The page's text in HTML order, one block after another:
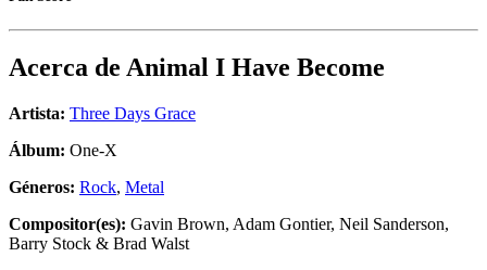
Acerca de Animal I Have Become
Artista: Three Days Grace
Álbum: One-X
Géneros: Rock, Metal
Compositor(es): Gavin Brown, Adam Gontier, Neil Sanderson,
Barry Stock & Brad Walst